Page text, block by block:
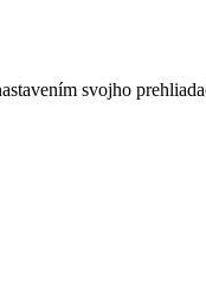
svojho